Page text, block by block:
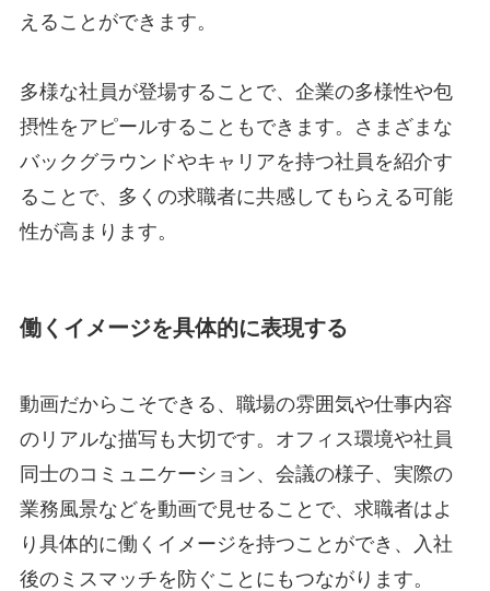
えることができます。
多様な社員が登場することで、企業の多様性や包
摂性をアピールすることもできます。さまざまな
バックグラウンドやキャリアを持つ社員を紹介す
ることで、多くの求職者に共感してもらえる可能
性が高まります。
働くイメージを具体的に表現する
動画だからこそできる、職場の雰囲気や仕事内容
のリアルな描写も大切です。オフィス環境や社員
同士のコミュニケーション、会議の様子、実際の
業務風景などを動画で見せることで、求職者はよ
り具体的に働くイメージを持つことができ、入社
後のミスマッチを防ぐことにもつながります。